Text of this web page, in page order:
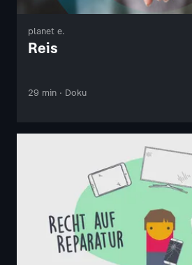
planet e.
Reis
29 min · Doku